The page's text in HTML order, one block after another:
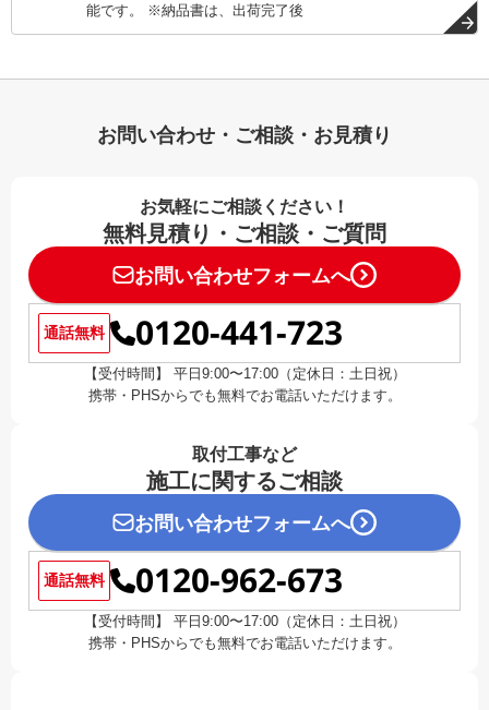
能です。 ※納品書は、出荷完了後
お問い合わせ・ご相談・お見積り
お気軽にご相談ください！
無料見積り・ご相談・ご質問
お問い合わせフォームへ
通話無料 0120-441-723
【受付時間】 平日9:00〜17:00（定休日：土日祝）
携帯・PHSからでも無料でお電話いただけます。
取付工事など
施工に関するご相談
お問い合わせフォームへ
通話無料 0120-962-673
【受付時間】 平日9:00〜17:00（定休日：土日祝）
携帯・PHSからでも無料でお電話いただけます。